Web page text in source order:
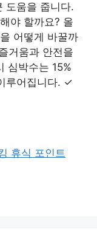
도움을 줍니다.
야 할까요? 올
어떻게 바꿀까
거움과 안전을
심박수는 15%
루어집니다. ✓
휴식 포인트